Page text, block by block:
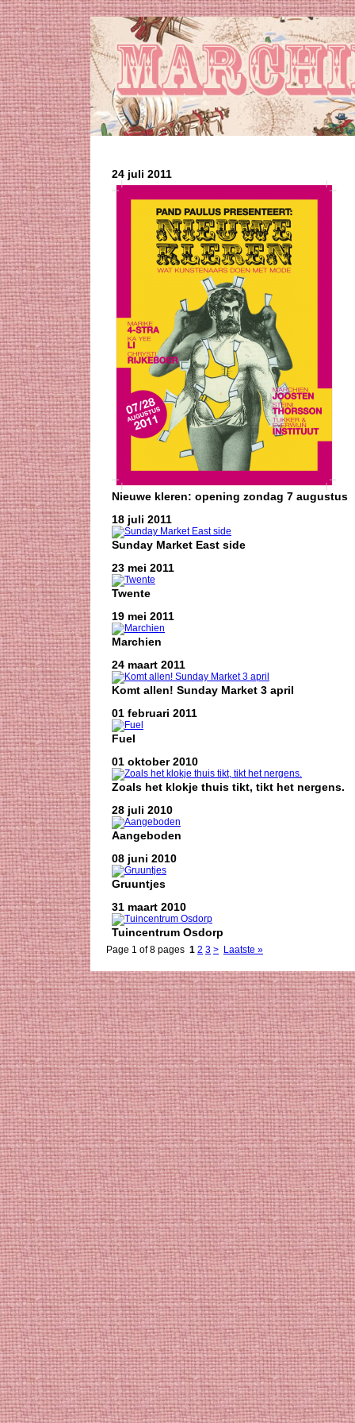
24 juli 2011
Nieuwe kleren: opening zondag 7 augustus
18 juli 2011
Sunday Market East side
23 mei 2011
Twente
19 mei 2011
Marchien
24 maart 2011
Komt allen! Sunday Market 3 april
01 februari 2011
Fuel
01 oktober 2010
Zoals het klokje thuis tikt, tikt het nergens.
28 juli 2010
Aangeboden
08 juni 2010
Gruuntjes
31 maart 2010
Tuincentrum Osdorp
Page 1 of 8 pages 1 2 3 > Laatste »